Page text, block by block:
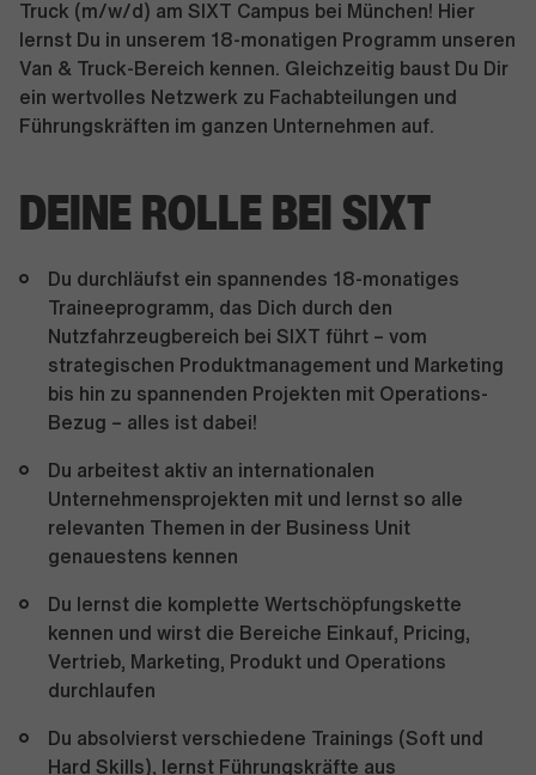
Truck (m/w/d) am SIXT Campus bei München! Hier
lernst Du in unserem 18-monatigen Programm unseren
Van & Truck-Bereich kennen. Gleichzeitig baust Du Dir
ein wertvolles Netzwerk zu Fachabteilungen und
Führungskräften im ganzen Unternehmen auf.
DEINE ROLLE BEI SIXT
Du durchläufst ein spannendes 18-monatiges
Traineeprogramm, das Dich durch den
Nutzfahrzeugbereich bei SIXT führt – vom
strategischen Produktmanagement und Marketing
bis hin zu spannenden Projekten mit Operations-
Bezug – alles ist dabei!
Du arbeitest aktiv an internationalen
Unternehmensprojekten mit und lernst so alle
relevanten Themen in der Business Unit
genauestens kennen
Du lernst die komplette Wertschöpfungskette
kennen und wirst die Bereiche Einkauf, Pricing,
Vertrieb, Marketing, Produkt und Operations
durchlaufen
Du absolvierst verschiedene Trainings (Soft und
Hard Skills), lernst Führungskräfte aus